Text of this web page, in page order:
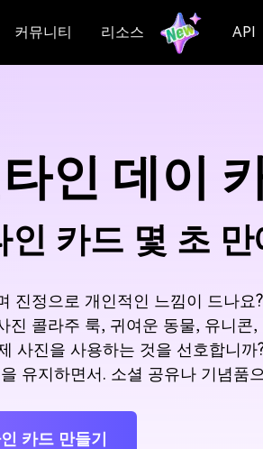
커뮤니티 리소스 API
인 데이
카드 몇 초 만
진정으로 개인적인 느낌이 드나
콜라주 룩, 귀여운 동물, 유니콘,
사진을 사용하는 것을 선호합니
유지하면서. 소셜 공유나 기념품
카드 만들기